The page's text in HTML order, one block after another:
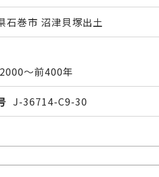
石巻市 沼津貝塚出土
～前400年
J-36714-C9-30